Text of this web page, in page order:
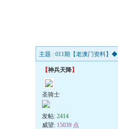
主题 : 011期【老澳门资料】
【神兵天降】
圣骑士
发帖: 2414
威望: 15039 点